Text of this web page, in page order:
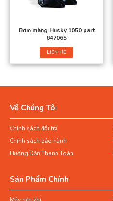
Bơm màng Husky 1050 part
647065
LIÊN HỆ
Về Chúng Tôi
Chính sách đổi trả
Chính sách bảo hành
Hướng Dẫn Thanh Toán
Sản Phẩm Chính